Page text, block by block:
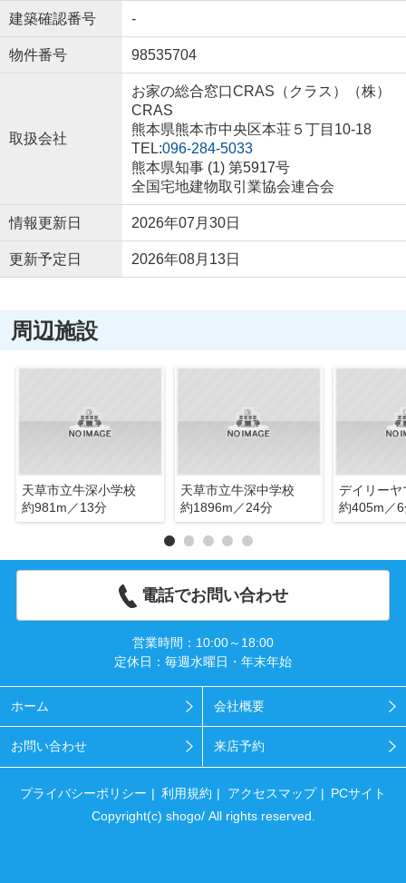
建築確認番号 -
物件番号 98535704
取扱会社
お家の総合窓口CRAS（クラス）（株）
CRAS
熊本県熊本市中央区本荘５丁目10-18
TEL:096-284-5033
熊本県知事 (1) 第5917号
全国宅地建物取引業協会連合会
情報更新日 2026年07月30日
更新予定日 2026年08月13日
周辺施設
天草市立牛深小学校
約981m／13分
天草市立牛深中学校
約1896m／24分
約405m／
電話でお問い合わせ
営業時間：10:00～18:00
定休日：毎週水曜日・年末年始
ホーム 会社概要
お問い合わせ 来店予約
プライバシーポリシー 利用規約 アクセスマップ
PCサイト
Copyright(c) shogo/ All rights reserved.